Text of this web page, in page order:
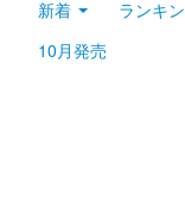
新着
ランキ
10月発売